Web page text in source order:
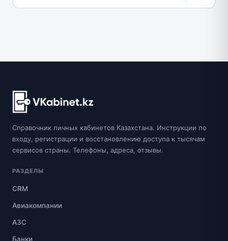
Справочник личных кабинетов Казахстана. Инструкции по
входу, регистрации и восстановлению доступа к тысячам
сервисов страны. Телефоны, адреса, отзывы.
РАЗДЕЛЫ
CRM
Авиакомпании
АЗС
Банки